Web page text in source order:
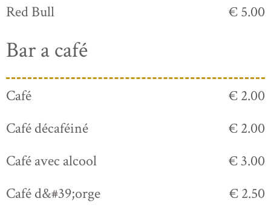
Red Bull
€ 5.00
Bar a café
Café
€ 2.00
Café décaféiné
€ 2.00
Café avec alcool
€ 3.00
Café d&#39;orge
€ 2.50